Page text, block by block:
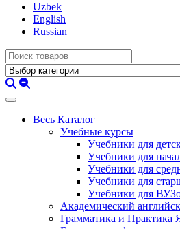
Uzbek
English
Russian
Весь Каталог
Учебные курсы
Учебники для
Учебники для
Учебники для
Учебники для
Учебники для
Академический
Грамматика и Практика